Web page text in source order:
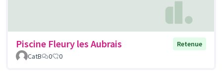
Piscine Fleury les Aubrais
Retenue
CatB
0 0